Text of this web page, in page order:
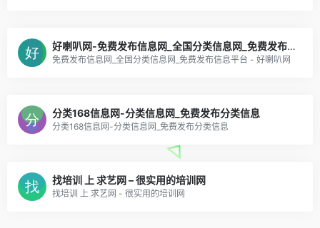
好喇叭网-免费发布信息网_全国分类信息网_免费发布信息平台
免费发布信息网_全国分类信息网_免费发布信息平台 - 好喇叭网
分类168信息网-分类信息网_免费发布分类信息
分类168信息网-分类信息网_免费发布分类信息
找培训 上 求艺网 – 很实用的培训网
找培训 上 求艺网 - 很实用的培训网